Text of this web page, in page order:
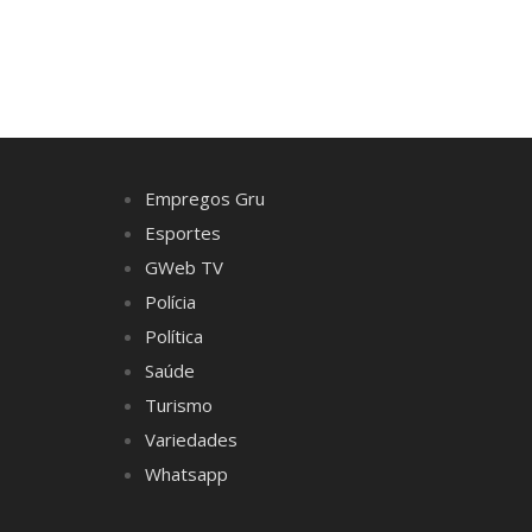
Empregos Gru
Esportes
GWeb TV
Polícia
Política
Saúde
Turismo
Variedades
Whatsapp